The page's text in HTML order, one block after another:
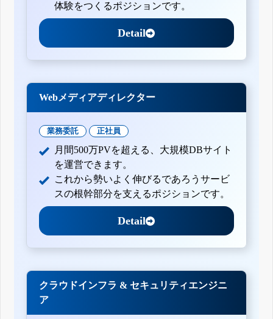
体験をつくるポジションです。
Detail
Webメディアディレクター
業務委託 正社員
月間500万PVを超える、大規模DBサイト
を運営できます。
これから勢いよく伸びるであろうサービ
スの根幹部分を支えるポジションです。
Detail
クラウドインフラ & セキュリティエンジニ
ア